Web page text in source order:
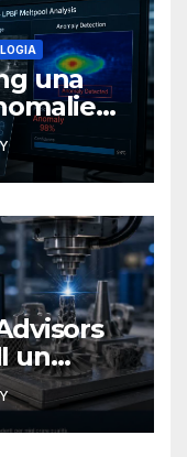
una
un
3D
filiera